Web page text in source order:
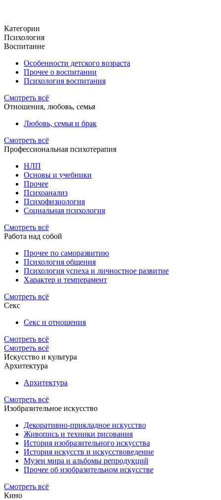
Категории
Психология
Воспитание
Особенности детского возраста
Прочее о воспитании
Психология воспитания
Смотреть всё
Отношения, любовь, семья
Любовь, семья и брак
Смотреть всё
Профессиональная психотерапия
НЛП
Основы и учебники
Прочее
Психоанализ
Психофизиология
Социальная психология
Смотреть всё
Работа над собой
Прочее по саморазвитию
Психология общения
Психология успеха и личностное развитие
Характер и темперамент
Смотреть всё
Секс
Секс и отношения
Смотреть всё
Смотреть всё
Искусство и культура
Архитектура
Архитектура
Смотреть всё
Изобразительное искусство
Декоративно-прикладное искусство
Живопись и техники рисования
История изобразительного искусства
История искусств и искусствоведение
Музеи мира и альбомы репродукций
Прочее об изобразительном искусстве
Смотреть всё
Кино